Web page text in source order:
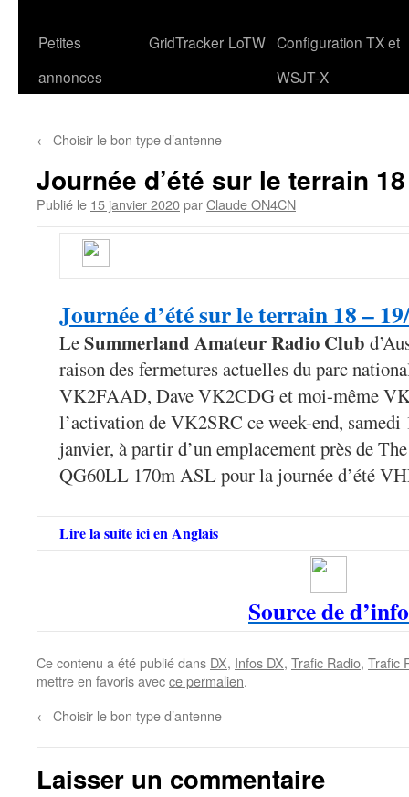
Petites
annonces
GridTracker LoTW Configuration TX et
WSJT-X
← Choisir le bon type d’antenne
Journée d’été sur le terrain
Publié le 15 janvier 2020parClaude ON4CN
Journée d’été sur le terrain 18 –
LeSummerland Amateur Radio Club
raison des fermetures actuelles du parc
VK2FAAD, Dave VK2CDG et moi-même
l’activation de VK2SRC ce week-end, samedi
janvier, à partir d’un emplacement près de
QG60LL 170m ASL pour la journée d’été
Lire la suite ici en Anglais
Source de d’info
Ce contenu a été publié dans DX, Infos DX, Trafic Radio, Trafic
mettre en favoris avecce permalien.
← Choisir le bon type d’antenne
Laisser un commentaire